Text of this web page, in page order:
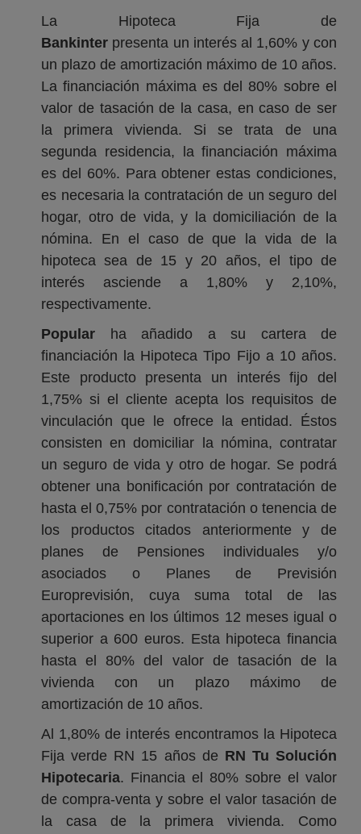
La Hipoteca Fija de
Bankinter presenta un interés al 1,60% y con
un plazo de amortización máximo de 10 años.
La financiación máxima es del 80% sobre el
valor de tasación de la casa, en caso de ser
la primera vivienda. Si se trata de una
segunda residencia, la financiación máxima
es del 60%. Para obtener estas condiciones,
es necesaria la contratación de un seguro del
hogar, otro de vida, y la domiciliación de la
nómina. En el caso de que la vida de la
hipoteca sea de 15 y 20 años, el tipo de
interés asciende a 1,80% y 2,10%,
respectivamente.
Popular ha añadido a su cartera de
financiación la Hipoteca Tipo Fijo a 10 años.
Este producto presenta un interés fijo del
1,75% si el cliente acepta los requisitos de
vinculación que le ofrece la entidad. Éstos
consisten en domiciliar la nómina, contratar
un seguro de vida y otro de hogar. Se podrá
obtener una bonificación por contratación de
hasta el 0,75% por contratación o tenencia de
los productos citados anteriormente y de
planes de Pensiones individuales y/o
asociados o Planes de Previsión
Europrevisión, cuya suma total de las
aportaciones en los últimos 12 meses igual o
superior a 600 euros. Esta hipoteca financia
hasta el 80% del valor de tasación de la
vivienda con un plazo máximo de
amortización de 10 años.
Al 1,80% de interés encontramos la Hipoteca
Fija verde RN 15 años de RN Tu Solución
Hipotecaria. Financia el 80% sobre el valor
de compra-venta y sobre el valor tasación de
la casa de la primera vivienda. Como